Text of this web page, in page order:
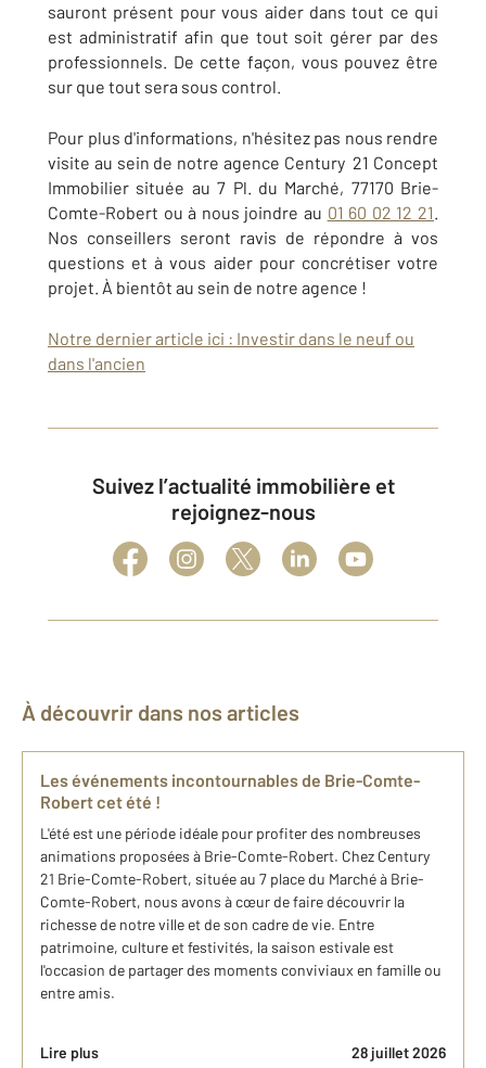
sauront présent pour vous aider dans tout ce qui
est administratif afin que tout soit gérer par des
professionnels. De cette façon, vous pouvez être
sur que tout sera sous control.
Pour plus d'informations, n'hésitez pas nous rendre
visite au sein de notre agence Century 21 Concept
Immobilier située au7 Pl. du Marché, 77170 Brie-
Comte-Robert ou à nous joindre au 01 60 02 12 21 .
Nos conseillers seront ravis de répondre à vos
questions et à vous aider pour concrétiser votre
projet. À bientôt au sein de notre agence !
Notre dernier article ici : Investir dans le neuf ou
dans l'ancien
Suivez l’actualité immobilière et
rejoignez-nous
À découvrir dans nos articles
Les événements incontournables de Brie-Comte-
Robert cet été !
L'été est une période idéale pour profiter des nombreuses
animations proposées à Brie-Comte-Robert. Chez Century
21 Brie-Comte-Robert, située au 7 place du Marché à Brie-
Comte-Robert, nous avons à cœur de faire découvrir la
richesse de notre ville et de son cadre de vie. Entre
patrimoine, culture et festivités, la saison estivale est
l'occasion de partager des moments conviviaux en famille ou
entre amis.
Lire plus 28 juillet 2026